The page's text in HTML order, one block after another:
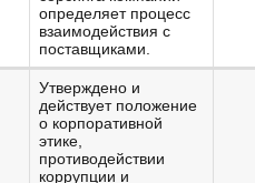
определяет процесс
взаимодействия с
поставщиками.
Утверждено и
действует положение
о корпоративной
этике,
противодействии
коррупции и